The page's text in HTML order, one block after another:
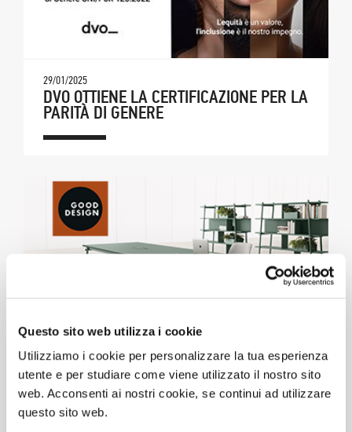
Questo sito web utilizza i cookie
Utilizziamo i cookie per personalizzare la tua esperienza
utente e per studiare come viene utilizzato il nostro sito
web. Acconsenti ai nostri cookie, se continui ad utilizzare
questo sito web.
29/01/2025
DVO OTTIENE LA CERTIFICAZIONE PER LA
PARITÀ DI GENERE
24/01/2025
DV821-KNOT VINCE IL PREMIO GOOD
DESIGN AWARD 2024